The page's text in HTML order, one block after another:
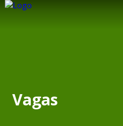
Vagas